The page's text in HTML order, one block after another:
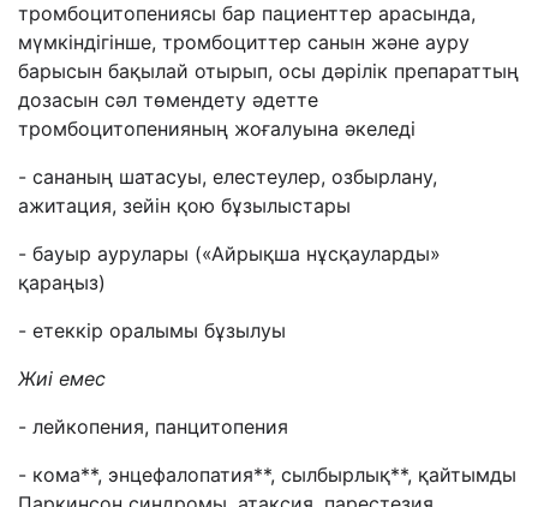
тромбоцитопениясы бар пациенттер арасында,
мүмкіндігінше, тромбоциттер санын және ауру
барысын бақылай отырып, осы дәрілік препараттың
дозасын сәл төмендету әдетте
тромбоцитопенияның жоғалуына әкеледі
- сананың шатасуы, елестеулер, озбырлану,
ажитация, зейін қою бұзылыстары
- бауыр аурулары («Айрықша нұсқауларды»
қараңыз)
- етеккір оралымы бұзылуы
Жиі емес
- лейкопения, панцитопения
- кома**, энцефалопатия**, сылбырлық**, қайтымды